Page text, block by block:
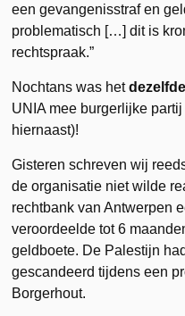
een gevangenisstraf en
problematisch […] dit is
rechtspraak.”
Nochtans was het
UNIA mee burgerlijke
hiernaast)!
Gisteren schreven wij
de organisatie niet wilde
rechtbank van Antwerpen
veroordeelde tot 6
geldboete. De Palestijn
gescandeerd tijdens een
Borgerhout.